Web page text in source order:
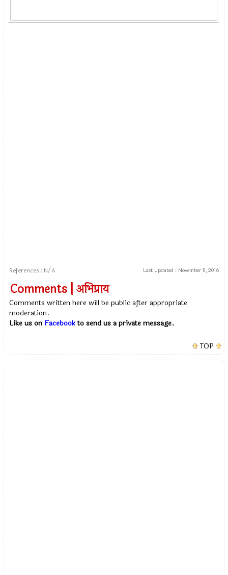
References : N/A Last Updated : November 11, 2016
Comments | अभिप्राय
Comments written here will be public after appropriate
moderation.
Like us on Facebookto send us a private message.
TOP